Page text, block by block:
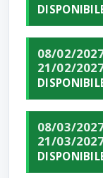
08/02/
21/02/
08/03/
21/03/